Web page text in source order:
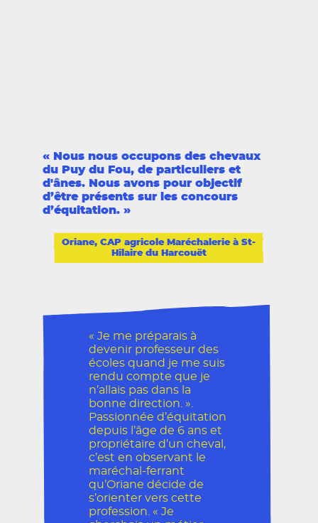
Nous nous occupons des chevaux
du Puy du Fou, de particuliers et
d'ânes. Nous avons pour objectif
d’être présents sur les concours
d’équitation.
Oriane, CAP agricole Maréchalerie à St-
Hilaire du Harcouët
« Je me préparais à
devenir professeur des
écoles quand je me suis
rendu compte que je
n’allais pas dans la
bonne direction. ».
Passionnée d’équitation
depuis l’âge de 6 ans et
propriétaire d’un cheval,
c’est en observant le
maréchal-ferrant
qu’Oriane décide de
s’orienter vers cette
profession. « Je